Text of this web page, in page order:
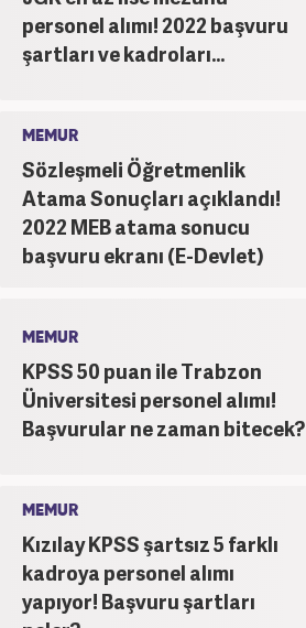
personel alımı! 2022 başvuru
şartları ve kadroları...
MEMUR
Sözleşmeli Öğretmenlik
Atama Sonuçları açıklandı!
2022 MEB atama sonucu
başvuru ekranı (E-Devlet)
MEMUR
KPSS 50 puan ile Trabzon
Üniversitesi personel alımı!
Başvurular ne zaman bitecek?
MEMUR
Kızılay KPSS şartsız 5 farklı
kadroya personel alımı
yapıyor! Başvuru şartları